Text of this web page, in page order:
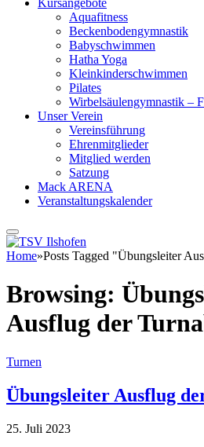
Kursangebote
Aquafitness
Beckenbodengymnastik
Babyschwimmen
Hatha Yoga
Kleinkinderschwimmen
Pilates
Wirbelsäulengymnastik –
Unser Verein
Vereinsführung
Ehrenmitglieder
Mitglied werden
Satzung
Mack ARENA
Veranstaltungskalender
Home»Posts Tagged "Übungsleiter
Browsing:
Ausflug der
Turnen
Übungsleiter Ausflug
25. Juli 2023